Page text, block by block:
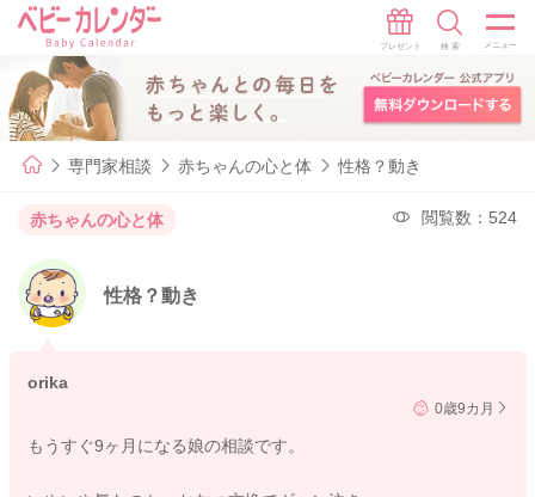
専門家相談 赤ちゃんの心と体 性格？動き
赤ちゃんの心と体 閲覧数：524
性格？動き
orika
0歳9カ月
もうすぐ9ヶ月になる娘の相談です。